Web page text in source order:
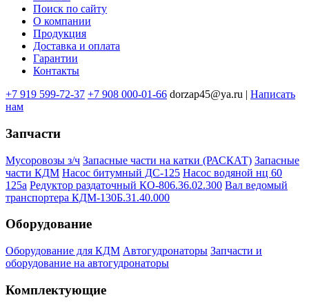
Меню
подвале
Поиск по сайту
О компании
Продукция
Доставка и оплата
Гарантии
Контакты
+7 919 599-72-37 +7 908 000-01-66 dorzap45@ya.ru | Написать
нам
Запчасти
Мусоровозы з/ч Запасные части на катки (РАСКАТ) Запасные
части КДМ Насос битумный ДС-125 Насос водяной нц 60
125а Редуктор раздаточный КО-806.36.02.300 Вал ведомый
транспортера КДМ-130Б.31.40.000
Оборудование
Оборудование для КДМ Автогудронаторы Запчасти и
оборудование на автогудронаторы
Комплектующие